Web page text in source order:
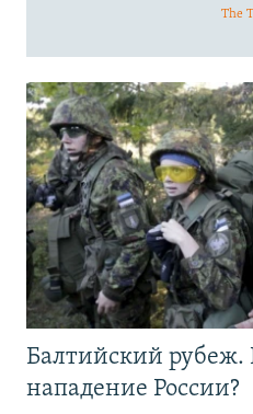
Балтийский рубеж.
нападение России?